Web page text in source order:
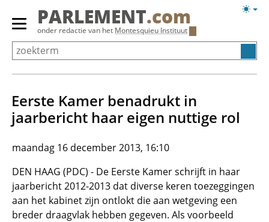
Overslaan
Primair
menu
tonen/verbergen
PARLEMENT.com
onder redactie van het Montesquieu Instituut
Eerste Kamer benadrukt in
jaarbericht haar eigen nuttige rol
maandag 16 december 2013, 16:10
DEN HAAG (PDC) - De Eerste Kamer schrijft in haar
jaarbericht 2012-2013 dat diverse keren toezeggingen
aan het kabinet zijn ontlokt die aan wetgeving een
breder draagvlak hebben gegeven. Als voorbeeld